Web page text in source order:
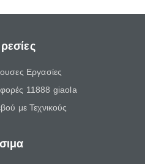
Εργασίες
11888 giaola
με Τεχνικούς